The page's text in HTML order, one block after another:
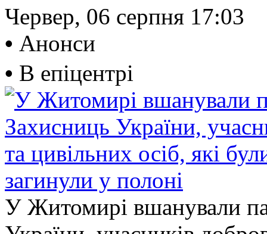
Червер, 06 серпня 17:03
• Анонси
• В епіцентрі
У Житомирі вшанували